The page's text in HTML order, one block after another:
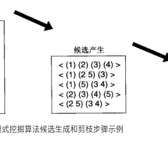
式挖掘算法候选生成和剪枝步骤示例